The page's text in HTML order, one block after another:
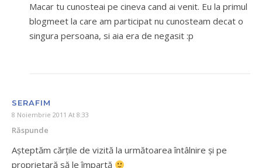
Macar tu cunosteai pe cineva cand ai venit. Eu la primul
blogmeet la care am participat nu cunosteam decat o
singura persoana, si aia era de negasit :p
SERAFIM
8 Noiembrie 2011 At 8:33
Răspunde
Așteptăm cărțile de vizită la următoarea întâlnire și pe
proprietară să le împartă